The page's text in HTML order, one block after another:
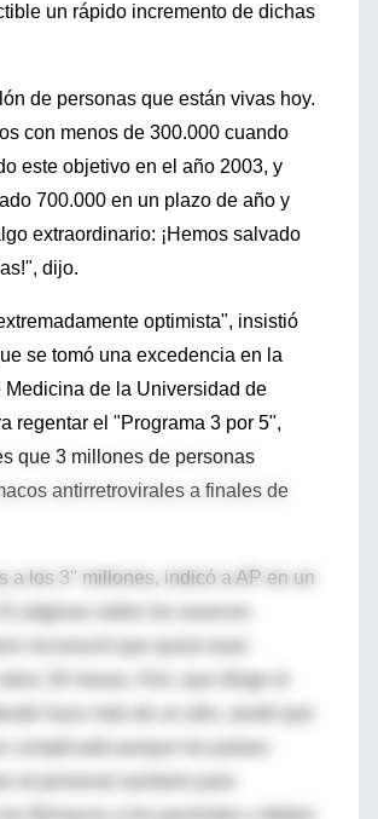
un rápido incremento de dichas
de personas que están vivas hoy.
con menos de 300.000 cuando
este objetivo en el año 2003, y
700.000 en un plazo de año y
extraordinario: ¡Hemos salvado
dijo.
optimista", insistió
se tomó una excedencia en la
Medicina de la Universidad de
regentar el "Programa 3 por 5",
que 3 millones de personas
antirretrovirales a finales de
a los 3" millones, indicó a AP en un
páginas sobre los avances
reconoció que quizá sean
18 meses. Kim, que dirige el
hace más de un año, anotó que
complicado porque los países